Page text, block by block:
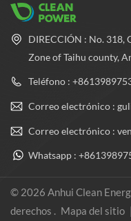
DIRECCIÓN : No. 318,
Zone of Taihu county,
Teléfono :
Correo electrónico :
Correo electrónico :
Whatsapp :
© 2026 Anhui Clean
derechos . Mapa del sitio |